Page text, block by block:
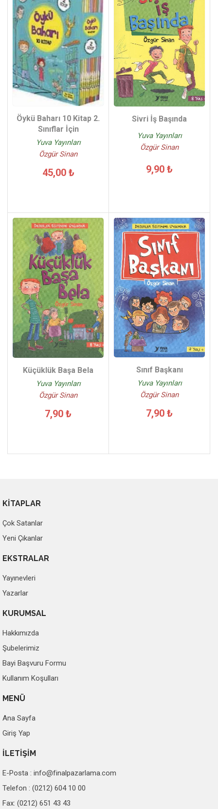
Öykü Baharı 10 Kitap 2.
Sınıflar İçin
Yuva Yayınları
Özgür Sinan
45,00 ₺
Sivri İş Başında
Yuva Yayınları
Özgür Sinan
9,90 ₺
Küçüklük Başa Bela
Yuva Yayınları
Özgür Sinan
7,90 ₺
Sınıf Başkanı
Yuva Yayınları
Özgür Sinan
7,90 ₺
KİTAPLAR
Çok Satanlar
Yeni Çıkanlar
EKSTRALAR
Yayınevleri
Yazarlar
KURUMSAL
Hakkımızda
Şubelerimiz
Bayi Başvuru Formu
Kullanım Koşulları
MENÜ
Ana Sayfa
Giriş Yap
İLETİŞİM
E-Posta : info@finalpazarlama.com
Telefon : (0212) 604 10 00
Fax: (0212) 651 43 43